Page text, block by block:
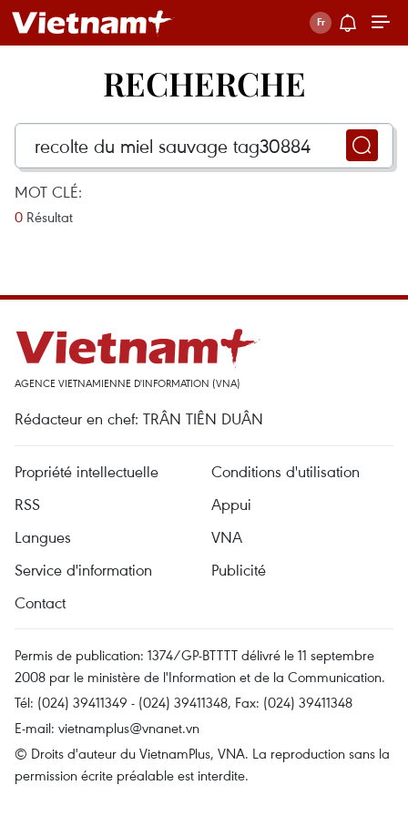
RECHERCHE
MOT CLÉ:
0 Résultat
AGENCE VIETNAMIENNE D'INFORMATION (VNA)
Rédacteur en chef: TRÂN TIÊN DUÂN
Propriété intellectuelle
Conditions d'utilisation
RSS
Appui
Langues
VNA
Service d'information
Publicité
Contact
Permis de publication: 1374/GP-BTTTT délivré le 11 septembre
2008 par le ministère de l'Information et de la Communication.
Tél: (024) 39411349 - (024) 39411348, Fax: (024) 39411348
E-mail: vietnamplus@vnanet.vn
© Droits d'auteur du VietnamPlus, VNA. La reproduction sans la
permission écrite préalable est interdite.